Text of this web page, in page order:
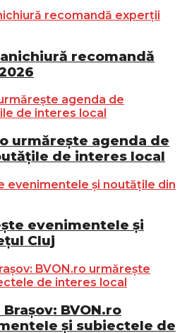
recomandă
urmărește agenda de
de interes local
evenimentele și
Cluj
BVON.ro
și subiectele de